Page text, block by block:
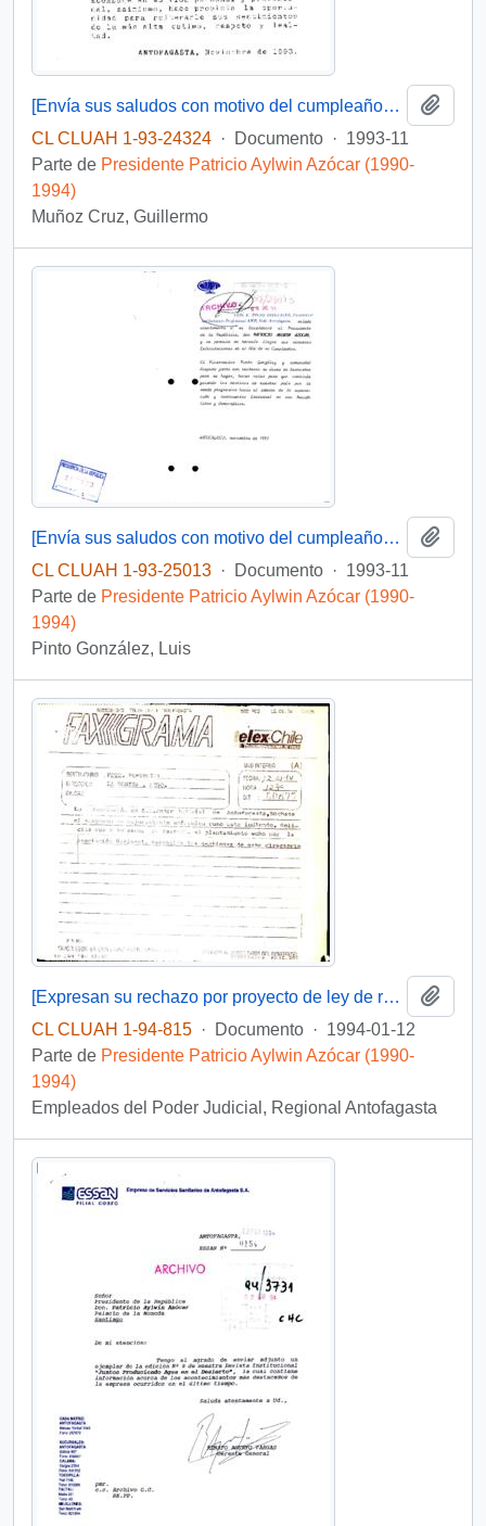
[Envía sus saludos con motivo del cumpleaños del Presidente]
CL CLUAH 1-93-24324 · Documento · 1993-11
Parte de Presidente Patricio Aylwin Azócar (1990-
1994)
Muñoz Cruz, Guillermo
[Envía sus saludos con motivo del cumpleaños del Presidente]
CL CLUAH 1-93-25013 · Documento · 1993-11
Parte de Presidente Patricio Aylwin Azócar (1990-
1994)
Pinto González, Luis
[Expresan su rechazo por proyecto de ley de reajuste para el poder judicial]
CL CLUAH 1-94-815 · Documento · 1994-01-12
Parte de Presidente Patricio Aylwin Azócar (1990-
1994)
Empleados del Poder Judicial, Regional Antofagasta